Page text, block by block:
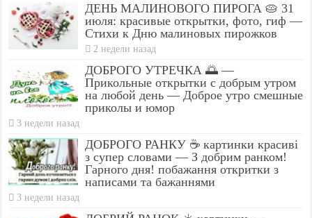
ДЕНЬ МАЛИНОВОГО ПИРОГА 🥧 31
июля: красивые открытки, фото, гиф —
Стихи к Дню малиновых пирожков
2 недели назад
ДОБРОГО УТРЕЧКА 🌅 —
Прикольные открытки с добрым утром
на любой день — Доброе утро смешные
приколы и юмор
3 недели назад
ДОБРОГО РАНКУ ☕ картинки красиві
з супер словами — З добрим ранком!
Гарного дня! побажання откритки з
написами та бажаннями
3 недели назад